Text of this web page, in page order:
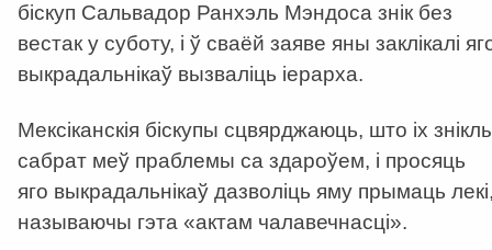
біскуп Сальвадор Ранхэль Мэндоса знік без
вестак у суботу, і ў сваёй заяве яны заклікалі
выкрадальнікаў вызваліць іерарха.
Мексіканскія біскупы сцвярджаюць, што іх
сабрат меў праблемы са здароўем, і просяць
яго выкрадальнікаў дазволіць яму прымаць
называючы гэта «актам чалавечнасці».